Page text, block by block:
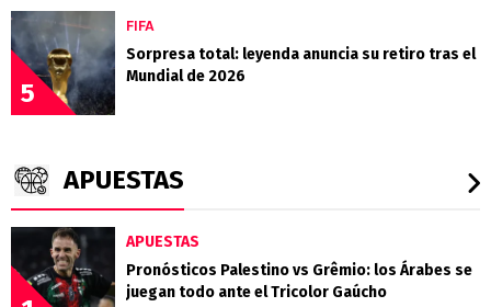
5
FIFA
Sorpresa total: leyenda anuncia su retiro tras el
Mundial de 2026
APUESTAS
APUESTAS
Pronósticos Palestino vs Grêmio: los Árabes se
juegan todo ante el Tricolor Gaúcho